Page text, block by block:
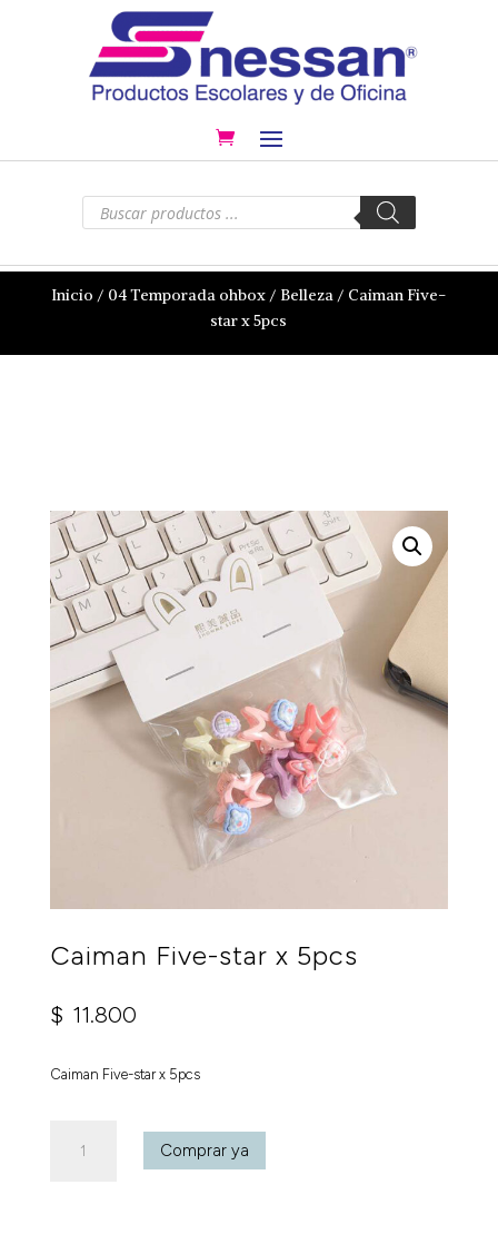
Búsqueda
productos
Inicio / 04 Temporada ohbox / Belleza / Caiman Five-
star x 5pcs
Caiman Five-star x 5pcs
$ 11.800
Caiman Five-star x 5pcs
Comprar ya